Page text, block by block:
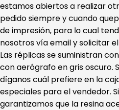
estamos abiertos a realizar
pedido siempre y cuando
de impresión, para lo cual
nosotros vía email y solicitar
Las réplicas se suministran
con aerógrafo en gris oscuro.
díganos cuál prefiere en la
especiales para el vendedor.
garantizamos que la resina